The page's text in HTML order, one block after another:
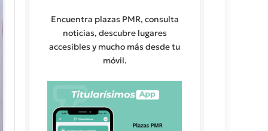
Encuentra plazas PMR, consulta
noticias, descubre lugares
accesibles y mucho más desde tu
móvil.